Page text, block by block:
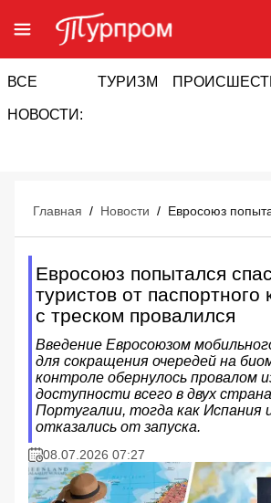
ВСЕ
НОВОСТИ:
ТУРИЗМ
Главная / Новости /
Евросоюз попытался
туристов от паспортного
с треском провалился
Введение Евросоюзом
для сокращения очередей на
контроле обернулось провалом
доступности всего в двух
Португалии, тогда как Испания
отказались от запуска.
08.07.2026 07:27